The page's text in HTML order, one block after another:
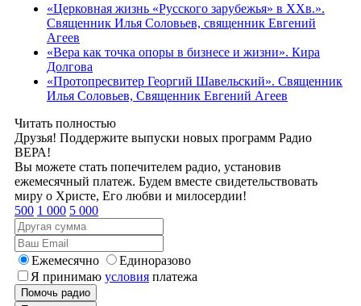
«Церковная жизнь «Русского зарубежья» в ХХв.».
Священник Илья Соловьев, священник Евгений
Агеев
«Вера как точка опоры в бизнесе и жизни». Кира
Долгова
«Протопресвитер Георгий Шавельский». Священник
Илья Соловьев, Священник Евгений Агеев
Читать полностью
Друзья! Поддержите выпуски новых программ Радио
ВЕРА!
Вы можете стать попечителем радио, установив
ежемесячный платеж. Будем вместе свидетельствовать
миру о Христе, Его любви и милосердии!
500 1 000 5 000
Ежемесячно
Единоразово
Я принимаю условия платежа
Помочь радио